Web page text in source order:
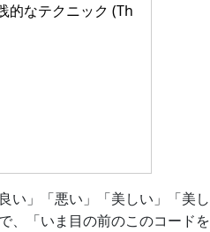
的なテクニック (Th
い」「悪い」「美しい」「美し
、「いま目の前のこのコードを